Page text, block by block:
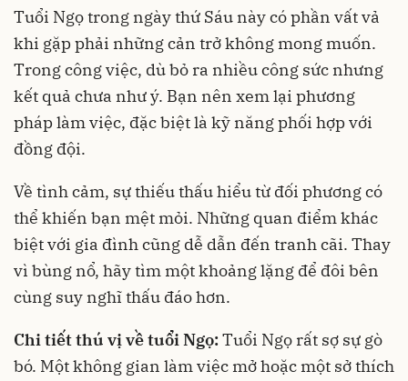
Tuổi Ngọ trong ngày thứ Sáu này có phần vất vả
khi gặp phải những cản trở không mong muốn.
Trong công việc, dù bỏ ra nhiều công sức nhưng
kết quả chưa như ý. Bạn nên xem lại phương
pháp làm việc, đặc biệt là kỹ năng phối hợp với
đồng đội.
Về tình cảm, sự thiếu thấu hiểu từ đối phương có
thể khiến bạn mệt mỏi. Những quan điểm khác
biệt với gia đình cũng dễ dẫn đến tranh cãi. Thay
vì bùng nổ, hãy tìm một khoảng lặng để đôi bên
cùng suy nghĩ thấu đáo hơn.
Chi tiết thú vị về tuổi Ngọ:Tuổi Ngọ rất sợ sự gò
bó. Một không gian làm việc mở hoặc một sở thích